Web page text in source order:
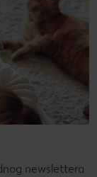
newslettera